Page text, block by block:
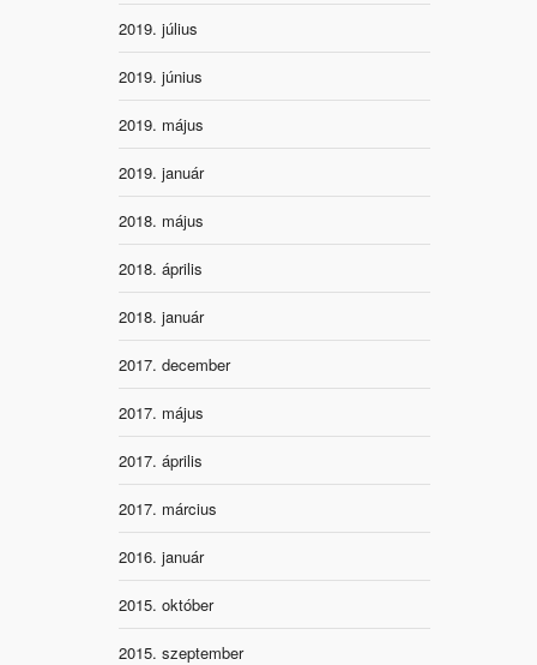
2019. július
2019. június
2019. május
2019. január
2018. május
2018. április
2018. január
2017. december
2017. május
2017. április
2017. március
2016. január
2015. október
2015. szeptember